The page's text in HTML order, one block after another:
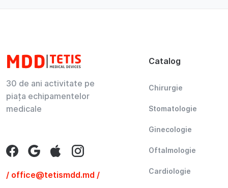
30 de ani activitate pe
piața echipamentelor
medicale
/ office@tetismdd.md /
Catalog
Chirurgie
Stomatologie
Ginecologie
Oftalmologie
Cardiologie